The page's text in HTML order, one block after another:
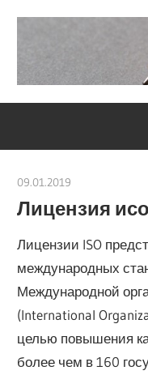
09.01.2019
Лицензия
Лицензии ISO
международных
Международной
(International
целью повышения
более чем в 160